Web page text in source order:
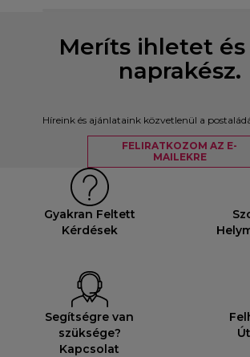
Meríts ihletet
naprakész.
Híreink és ajánlataink közvetlenül a
FELIRATKOZOM AZ E-
MAILEKRE
Gyakran Feltett
Kérdések
Segítségre van
szüksége?
Kapcsolat